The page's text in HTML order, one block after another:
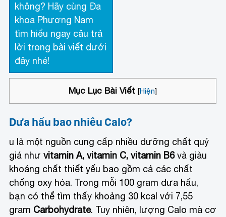
không? Hãy cùng Đa
khoa Phương Nam
tìm hiểu ngay câu trả
lời trong bài viết dưới
đây nhé!
Mục Lục Bài Viết [Hiện]
Dưa hấu bao nhiêu Calo?
u là một nguồn cung cấp nhiều dưỡng chất quý
giá nhưvitamin A, vitamin C, vitamin B6và giàu
khoáng chất thiết yếu bao gồm cả các chất
chống oxy hóa. Trong mỗi 100 gram dưa hấu,
bạn có thể tìm thấy khoảng 30 kcal với 7,55
gram Carbohydrate. Tuy nhiên, lượng Calo mà cơ